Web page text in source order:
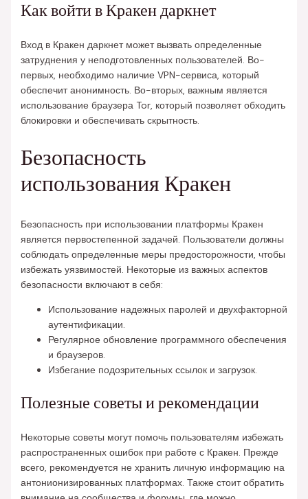
Как войти в Кракен даркнет
Вход в Кракен даркнет может вызвать определенные
затруднения у неподготовленных пользователей. Во-
первых, необходимо наличие VPN-сервиса, который
обеспечит анонимность. Во-вторых, важным является
использование браузера Tor, который позволяет обходить
блокировки и обеспечивать скрытность.
Безопасность
использования Кракен
Безопасность при использовании платформы Кракен
является первостепенной задачей. Пользователи должны
соблюдать определенные меры предосторожности, чтобы
избежать уязвимостей. Некоторые из важных аспектов
безопасности включают в себя:
Использование надежных паролей и двухфакторной
аутентификации.
Регулярное обновление программного обеспечения
и браузеров.
Избегание подозрительных ссылок и загрузок.
Полезные советы и рекомендации
Некоторые советы могут помочь пользователям избежать
распространенных ошибок при работе с Кракен. Прежде
всего, рекомендуется не хранить личную информацию на
антонионизированных платформах. Также стоит обратить